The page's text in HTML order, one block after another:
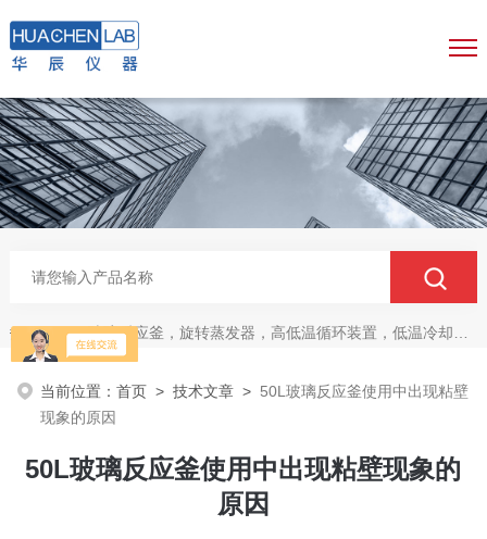
热门关键词：玻璃反应釜，旋转蒸发器，高低温循环装置，低温冷却液循环泵，真空冷冻干燥机
当前位置：首页 >技术文章 > 50L玻璃反应釜使用中出现粘壁
现象的原因
50L玻璃反应釜使用中出现粘壁现象的
原因